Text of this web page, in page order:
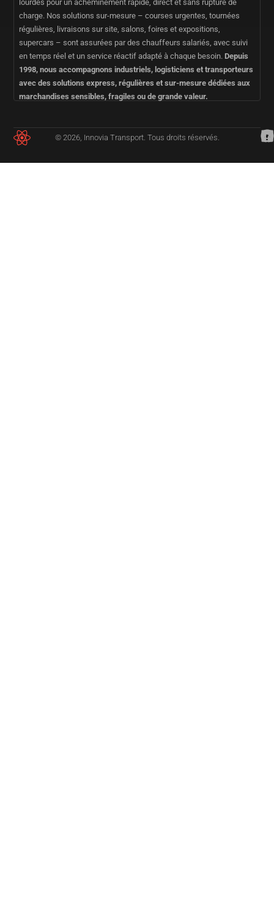
lourdes pour un acheminement rapide, direct et sans rupture de
charge. Nos solutions sur-mesure – courses urgentes, tournées
régulières, livraisons sur site, salons, foires et expositions,
supercars – sont assurées par des chauffeurs salariés, avec suivi
en temps réel et un service réactif adapté à chaque besoin.Depuis
1998, nous accompagnons industriels, logisticiens et transporteurs
avec des solutions express, régulières et sur-mesure dédiées aux
marchandises sensibles, fragiles ou de grande valeur.
© 2026, Innovia Transport. Tous droits réservés.